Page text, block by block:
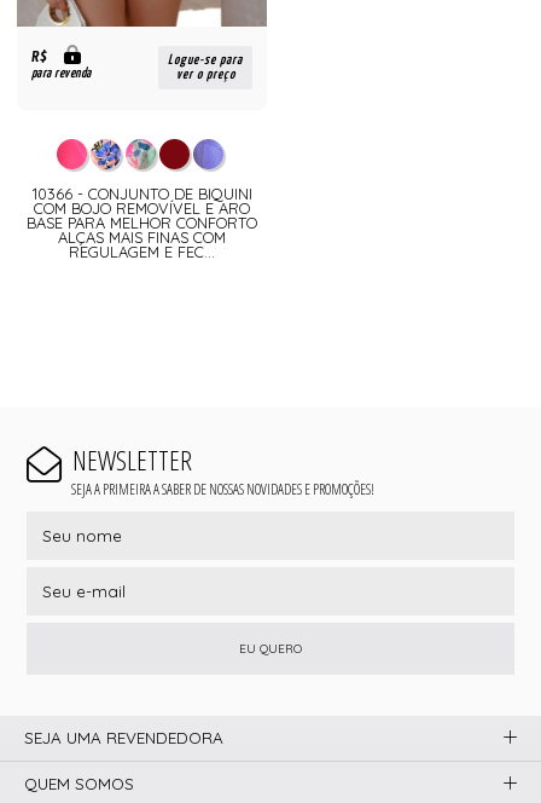
R$
para revenda
Logue-se para
ver o preço
10366 - CONJUNTO DE BIQUINI
COM BOJO REMOVÍVEL E ARO
BASE PARA MELHOR CONFORTO
ALÇAS MAIS FINAS COM
REGULAGEM E FEC...
NEWSLETTER
SEJA A PRIMEIRA A SABER DE NOSSAS NOVIDADES E PROMOÇÕES!
EU QUERO
SEJA UMA REVENDEDORA
QUEM SOMOS